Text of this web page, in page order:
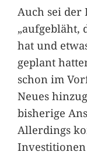
Auch sei der
„aufgebläht,
hat und
geplant
schon im
Neues
bisherige
Allerdings